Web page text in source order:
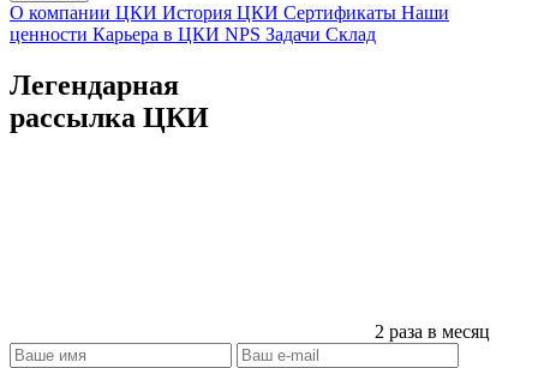
О компании ЦКИ История ЦКИ Сертификаты Наши
ценности Карьера в ЦКИ NPS Задачи Склад
Легендарная
рассылка ЦКИ
2 раза в месяц